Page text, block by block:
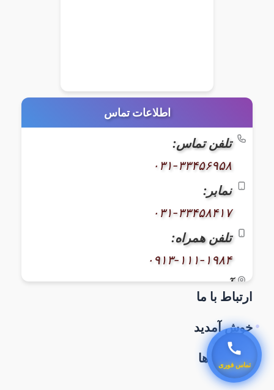
اطلاعات تماس
تلفن تماس:
۰۳۱-۳۳۴۵۶۹۵۸
نمابر:
۰۳۱-۳۳۴۵۸۴۱۷
تلفن همراه:
۰۹۱۳-۱۱۱-۱۹۸۴
آدرس:
اصفهان، خیابان کاوه، بعد از بیمارستان
۶۰۰
ارتباط با ما
خوش آمدید
برچسب ها